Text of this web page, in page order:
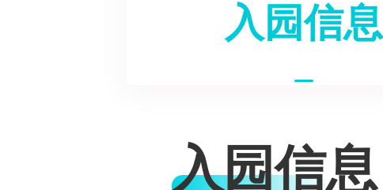
入园信息
入园信息